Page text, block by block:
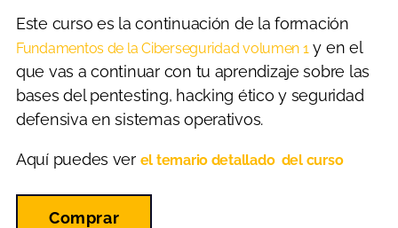
Este curso es la continuación de la formación
Fundamentos de la Ciberseguridad volumen 1 y en el
que vas a continuar con tu aprendizaje sobre las
bases del pentesting, hacking ético y seguridad
defensiva en sistemas operativos.
Aquí puedes ver el temario detallado del curso
Comprar